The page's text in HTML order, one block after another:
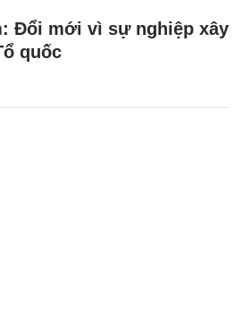
Đổi mới vì sự nghiệp xây
quốc